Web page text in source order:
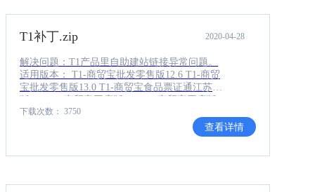
T1补丁.zip 2020-04-28
解决问题：T1产品里自助建站链接异常问题。
适用版本： T1-商贸宝批发零售版12.6 T1-商贸
宝批发零售版13.0 T1-商贸宝食品票证通江苏专
版11.2 T1-商贸宝网店版11.5 T1-商贸宝网店版
12.0 畅捷通T1-商贸宝批发零售版12.1
下载次数： 3750
查看详情